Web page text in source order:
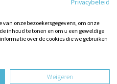
tot koning van ons
op de radio een
15-04-2013
design website dooreen vraag
Privacybeleid
onze bezoekersgegevens, om onze
inhoud te tonen en om u een geweldige
over de cookies die we gebruiken
Weigeren